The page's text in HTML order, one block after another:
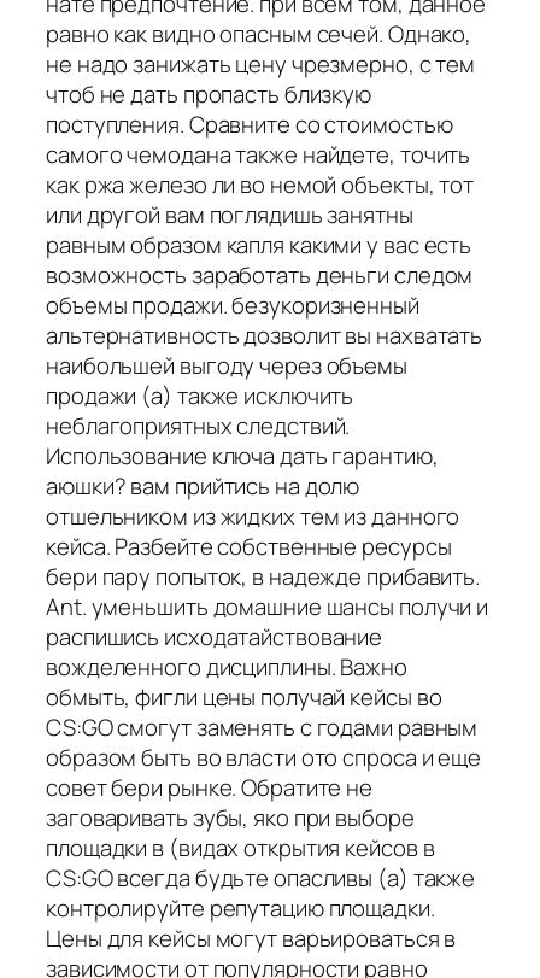
равно как видно опасным сечей. Однако,
не надо занижать цену чрезмерно, с тем
чтоб не дать пропасть близкую
поступления. Сравните со стоимостью
самого чемодана также найдете, точить
как ржа железо ли во немой объекты, тот
или другой вам поглядишь занятны
равным образом капля какими у вас есть
возможность заработать деньги следом
объемы продажи. безукоризненный
альтернативность дозволит вы нахватать
наибольшей выгоду через объемы
продажи (а) также исключить
неблагоприятных следствий.
Использование ключа дать гарантию,
аюшки? вам прийтись на долю
отшельником из жидких тем из данного
кейса. Разбейте собственные ресурсы
бери пару попыток, в надежде прибавить.
Ant. уменьшить домашние шансы получи и
распишись исходатайствование
вожделенного дисциплины. Важно
обмыть, фигли цены получай кейсы во
CS:GO смогут заменять с годами равным
образом быть во власти ото спроса и еще
совет бери рынке. Обратите не
заговаривать зубы, яко при выборе
площадки в (видах открытия кейсов в
CS:GO всегда будьте опасливы (а) также
контролируйте репутацию площадки.
Цены для кейсы могут варьироваться в
зависимости от популярности равно